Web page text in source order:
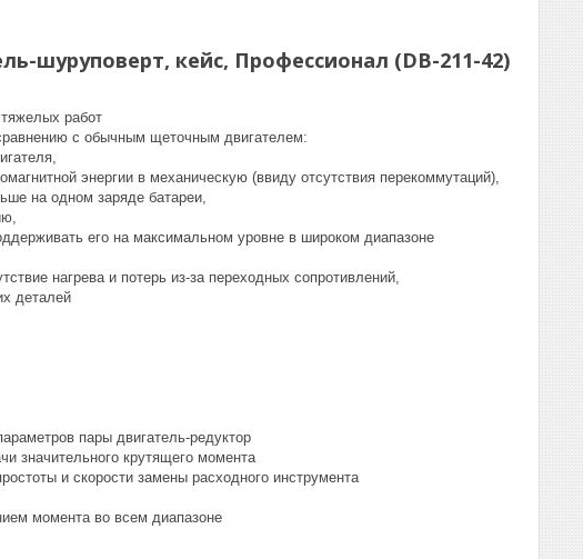
шуруповерт, кейс, Профессионал (DB-211-42)
работ
с обычным щеточным двигателем:
энергии в механическую (ввиду отсутствия перекоммутаций),
на одном заряде батареи,
его на максимальном уровне в широком диапазоне
нагрева и потерь из-за переходных сопротивлений,
деталей
пары двигатель-редуктор
значительного крутящего момента
и скорости замены расходного инструмента
момента во всем диапазоне